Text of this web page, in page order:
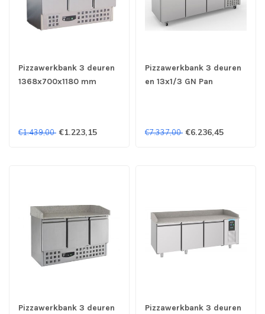
Pizzawerkbank 3 deuren
1368x700x1180 mm
€1.439,00 €1.223,15
Pizzawerkbank 3 deuren
en 13x1/3 GN Pan
€7.337,00 €6.236,45
Pizzawerkbank 3 deuren
Pizzawerkbank 3 deuren